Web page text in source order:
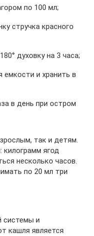
по 100 мл;
стручка красного
духовку на 3 часа;
и хранить в
в день при остром
так и детям.
килограмм ягод
несколько часов.
по 20 мл три
системы и
кашля является